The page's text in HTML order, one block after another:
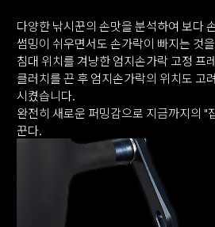
다양한 낚시꾼의 손맛을 분석하여 보다
썸밍이 쉬우면서도 손가락이 빠지는 것
침대 위치를 겨냥한 엄지손가락 고정 프
클러치를 끈 후 엄지손가락의 위치도 고
시켰습니다.
완전히 새로운 퍼밍감으로 지금까지의 "
꾼다.